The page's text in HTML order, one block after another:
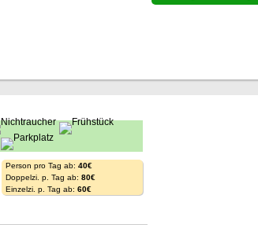
Person pro Tag ab: 40€
Doppelzi. p. Tag ab: 80€
Einzelzi. p. Tag ab: 60€